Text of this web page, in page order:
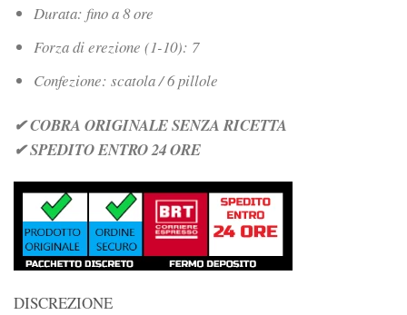
Durata: fino a 8 ore
Forza di erezione (1-10): 7
Confezione: scatola / 6 pillole
✔ COBRA ORIGINALE SENZA RICETTA
✔ SPEDITO ENTRO 24 ORE
DISCREZIONE